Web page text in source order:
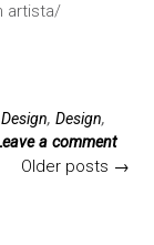
artista/
, Design,
a comment
Older posts →